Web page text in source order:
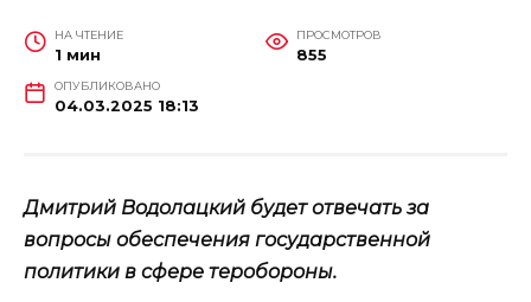
НА ЧТЕНИЕ
1 мин
ПРОСМОТРОВ
855
ОПУБЛИКОВАНО
04.03.2025 18:13
Дмитрий Водолацкий будет отвечать за
вопросы обеспечения государственной
политики в сфере теробороны.